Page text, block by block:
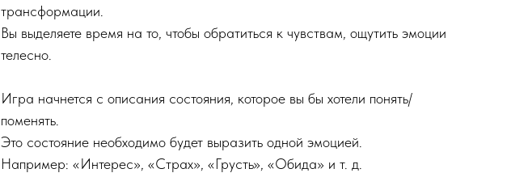
трансформации.
Вы выделяете время на то, чтобы обратиться к чувствам, ощутить эмоции
телесно.
Игра начнется с описания состояния, которое вы бы хотели понять/
поменять.
Это состояние необходимо будет выразить одной эмоцией.
Например: «Интерес», «Страх», «Грусть», «Обида» и т. д.